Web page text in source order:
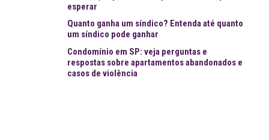
esperar
Quanto ganha um síndico? Entenda até quanto
um síndico pode ganhar
Condomínio em SP: veja perguntas e
respostas sobre apartamentos abandonados e
casos de violência